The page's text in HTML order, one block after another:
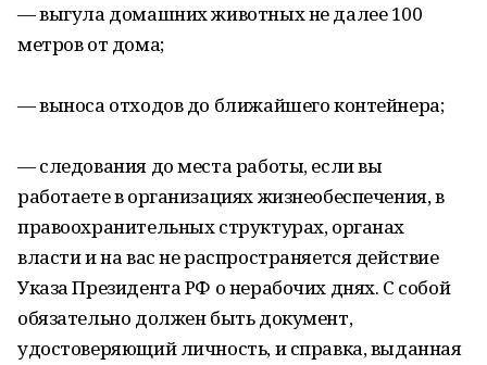
— выгула домашних животных не далее 100
метров от дома;
— выноса отходов до ближайшего контейнера;
— следования до места работы, если вы
работаете в организациях жизнеобеспечения, в
правоохранительных структурах, органах
власти и на вас не распространяется действие
Указа Президента РФ о нерабочих днях. С собой
обязательно должен быть документ,
удостоверяющий личность, и справка, выданная